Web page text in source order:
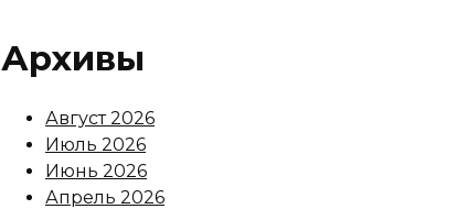
Архивы
Август 2026
Июль 2026
Июнь 2026
Апрель 2026